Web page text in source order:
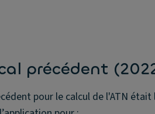
précédent
pour le calcul de l'ATN était